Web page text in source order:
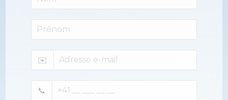
✉️
📞